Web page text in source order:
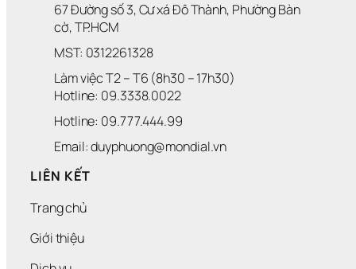
67 Đường số 3, Cư xá Đô Thành, Phường Bàn
cờ, TP.HCM
MST: 0312261328
Làm việc T2 – T6 (8h30 – 17h30)
Hotline: 09.3338.0022
Hotline: 09.777.444.99
Email: duyphuong@mondial.vn
LIÊN KẾT
Trang chủ
Giới thiệu